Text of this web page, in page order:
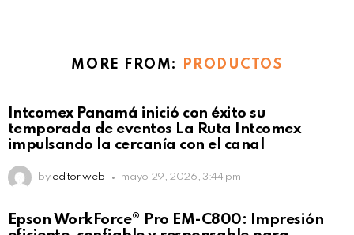
MORE FROM: PRODUCTOS
Intcomex Panamá inició con éxito su
temporada de eventos La Ruta Intcomex
impulsando la cercanía con el canal
by editor web mayo 29, 2026, 3:44 pm
Epson WorkForce® Pro EM-C800: Impresión